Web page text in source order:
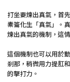
打坐要煉出真氣，首
橐籥化生「真氣」。
煉出真氣的機制，這
這個機制也可以用於
剎那，稍微用力提肛
的擊打力。